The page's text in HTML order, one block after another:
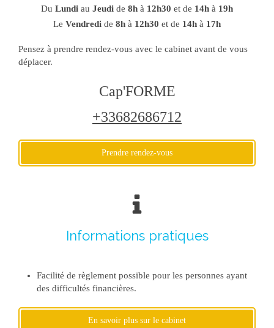
Du Lundi au Jeudi de 8h à 12h30 et de 14h à 19h
Le Vendredi de 8h à 12h30 et de 14h à 17h
Pensez à prendre rendez-vous avec le cabinet avant de vous
déplacer.
Cap'FORME
+33682686712
Prendre rendez-vous
Informations pratiques
Facilité de règlement possible pour les personnes ayant
des difficultés financières.
En savoir plus sur le cabinet